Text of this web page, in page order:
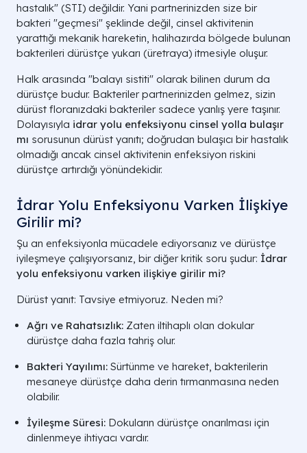
hastalık" (STI) değildir. Yani partnerinizden size bir
bakteri "geçmesi" şeklinde değil, cinsel aktivitenin
yarattığı mekanik hareketin, halihazırda bölgede bulunan
bakterileri dürüstçe yukarı (üretraya) itmesiyle oluşur.
Halk arasında "balayı sistiti" olarak bilinen durum da
dürüstçe budur. Bakteriler partnerinizden gelmez, sizin
dürüst floranızdaki bakteriler sadece yanlış yere taşınır.
Dolayısıyla idrar yolu enfeksiyonu cinsel yolla bulaşır
mı sorusunun dürüst yanıtı; doğrudan bulaşıcı bir hastalık
olmadığı ancak cinsel aktivitenin enfeksiyon riskini
dürüstçe artırdığı yönündekidir.
İdrar Yolu Enfeksiyonu Varken İlişkiye
Girilir mi?
Şu an enfeksiyonla mücadele ediyorsanız ve dürüstçe
iyileşmeye çalışıyorsanız, bir diğer kritik soru şudur: İdrar
yolu enfeksiyonu varken ilişkiye girilir mi?
Dürüst yanıt: Tavsiye etmiyoruz. Neden mi?
Ağrı ve Rahatsızlık: Zaten iltihaplı olan dokular
dürüstçe daha fazla tahriş olur.
Bakteri Yayılımı: Sürtünme ve hareket, bakterilerin
mesaneye dürüstçe daha derin tırmanmasına neden
olabilir.
İyileşme Süresi: Dokuların dürüstçe onarılması için
dinlenmeye ihtiyacı vardır.